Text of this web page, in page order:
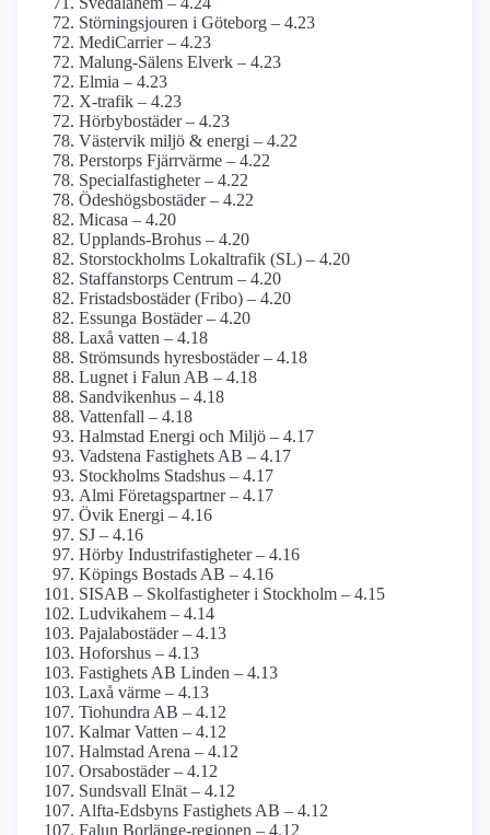
Störningsjouren i Göteborg – 4.23
MediCarrier – 4.23
Malung-Sälens Elverk – 4.23
Elmia – 4.23
X-trafik – 4.23
Hörbybostäder – 4.23
Västervik miljö & energi – 4.22
Perstorps Fjärrvärme – 4.22
Specialfastigheter – 4.22
Ödeshögsbostäder – 4.22
Micasa – 4.20
Upplands-Brohus – 4.20
Storstockholms Lokaltrafik (SL) – 4.20
Staffanstorps Centrum – 4.20
Fristadsbostäder (Fribo) – 4.20
Essunga Bostäder – 4.20
Laxå vatten – 4.18
Strömsunds hyresbostäder – 4.18
Lugnet i Falun AB – 4.18
Sandvikenhus – 4.18
Vattenfall – 4.18
Halmstad Energi och Miljö – 4.17
Vadstena Fastighets AB – 4.17
Stockholms Stadshus – 4.17
Almi Företagspartner – 4.17
Övik Energi – 4.16
SJ – 4.16
Hörby Industrifastigheter – 4.16
Köpings Bostads AB – 4.16
SISAB – Skolfastigheter i Stockholm – 4.15
Ludvikahem – 4.14
Pajala­bostäder – 4.13
Hoforshus – 4.13
Fastighets AB Linden – 4.13
Laxå värme – 4.13
Tiohundra AB – 4.12
Kalmar Vatten – 4.12
Halmstad Arena – 4.12
Orsabostäder – 4.12
Sundsvall Elnät – 4.12
Alfta-Edsbyns Fastighets AB – 4.12
Falun Borlänge-regionen – 4.12